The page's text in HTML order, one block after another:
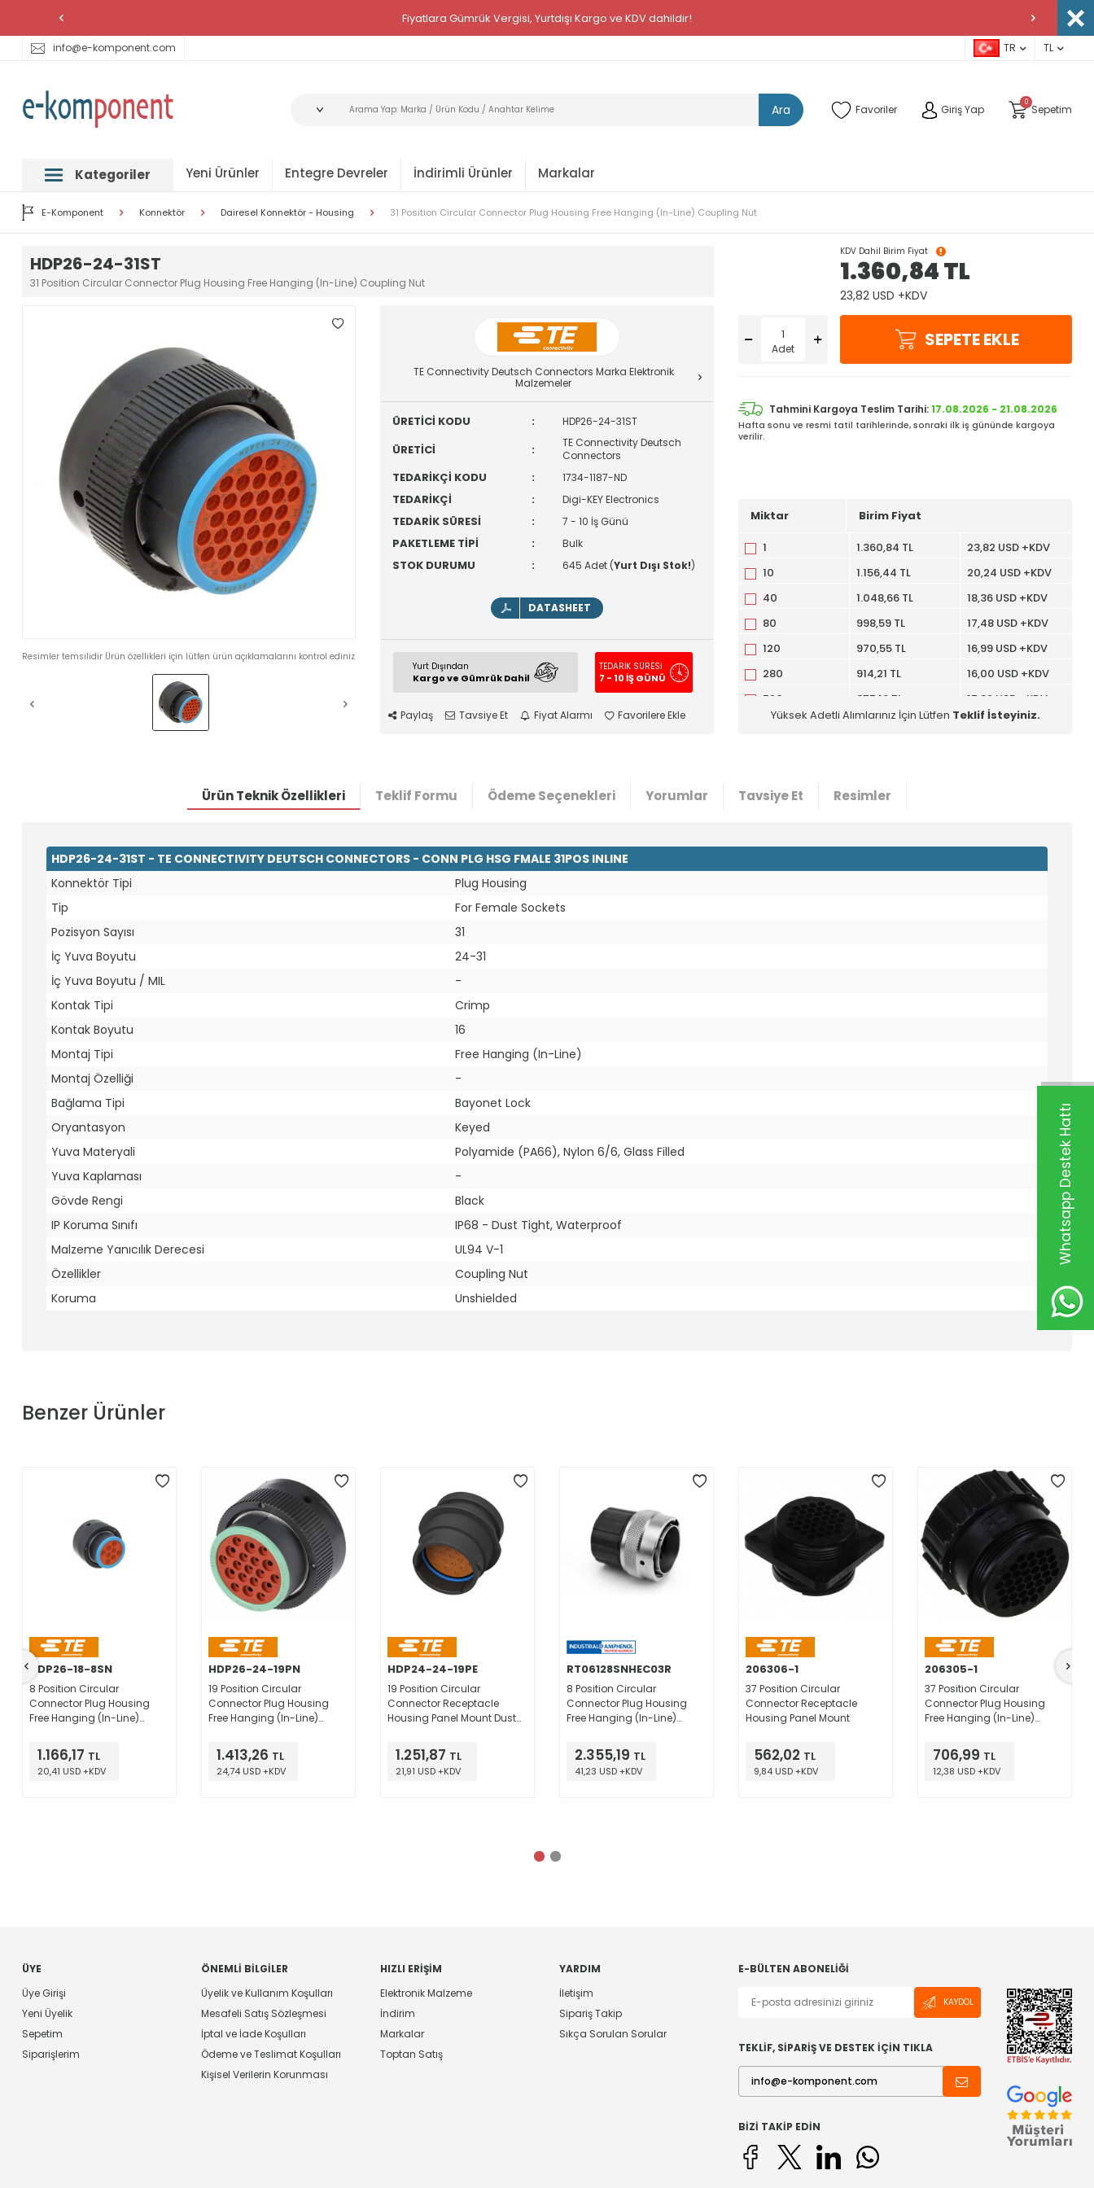
Whatsapp Destek Hattı
Fiyatlara Gümrük Vergisi, Yurtdışı Kargo ve KDV dahildir!
info@e-komponent.com TR TL
Ara Favoriler Giriş Yap
0
Sepetim
Kategoriler Yeni Ürünler Entegre Devreler İndirimli Ürünler Markalar
E-Komponent Konnektör Dairesel Konnektör - Housing 31 Position Circular Connector Plug Housing Free Hanging (In-Line) Coupling Nut
HDP26-24-31ST
31 Position Circular Connector Plug Housing Free Hanging (In-Line) Coupling Nut
Resimler temsilidir Ürün özellikleri için lütfen ürün açıklamalarını kontrol ediniz
TE Connectivity Deutsch Connectors Marka Elektronik
Malzemeler
ÜRETİCİ KODU : HDP26-24-31ST
ÜRETİCİ :
TE Connectivity Deutsch
Connectors
TEDARİKÇİ KODU : 1734-1187-ND
TEDARİKÇİ : Digi-KEY Electronics
TEDARİK SÜRESİ : 7 - 10 İş Günü
PAKETLEME TİPİ : Bulk
STOK DURUMU : 645 Adet (Yurt Dışı Stok!)
DATASHEET
Yurt Dışından
Kargo ve Gümrük Dahil
TEDARİK SÜRESİ
7 - 10 İŞ GÜNÜ
Paylaş Tavsiye Et Fiyat Alarmı Favorilere Ekle
KDV Dahil Birim Fiyat
1.360,84TL
23,82 USD +KDV
Adet SEPETE EKLE
Tahmini Kargoya Teslim Tarihi:17.08.2026 - 21.08.2026
Hafta sonu ve resmi tatil tarihlerinde, sonraki ilk iş gününde kargoya
verilir.
Miktar Birim Fiyat
1 1.360,84 TL
23,82 USD +KDV
10
1.156,44 TL
20,24 USD +KDV
40
1.048,66 TL
18,36 USD +KDV
80
998,59 TL
17,48 USD +KDV
120
970,55 TL
16,99 USD +KDV
280
914,21 TL
16,00 USD +KDV
520
875,16 TL
15,32 USD +KDV
Yüksek Adetli Alımlarınız İçin Lütfen Teklif İsteyiniz.
Ürün Teknik Özellikleri Teklif Formu Ödeme Seçenekleri Yorumlar Tavsiye Et Resimler
HDP26-24-31ST - TE CONNECTIVITY DEUTSCH CONNECTORS - CONN PLG HSG FMALE 31POS INLINE
Konnektör Tipi
Plug Housing
Tip
For Female Sockets
Pozisyon Sayısı
31
İç Yuva Boyutu
24-31
İç Yuva Boyutu / MIL
-
Kontak Tipi
Crimp
Kontak Boyutu
16
Montaj Tipi
Free Hanging (In-Line)
Montaj Özelliği
-
Bağlama Tipi
Bayonet Lock
Oryantasyon
Keyed
Yuva Materyali
Polyamide (PA66), Nylon 6/6, Glass Filled
Yuva Kaplaması
-
Gövde Rengi
Black
IP Koruma Sınıfı
IP68 - Dust Tight, Waterproof
Malzeme Yanıcılık Derecesi
UL94 V-1
Özellikler
Coupling Nut
Koruma
Unshielded
Benzer Ürünler
HDP26-18-8SN
8 Position Circular
Connector Plug Housing
Free Hanging (In-Line)
1.166,17 TL
20,41 USD +KDV
HDP26-24-19PN
19 Position Circular
Connector Plug Housing
Free Hanging (In-Line)
1.413,26 TL
24,74 USD +KDV
HDP24-24-19PE
19 Position Circular
Connector Receptacle
Housing Panel Mount Dust
1.251,87 TL
21,91 USD +KDV
RT06128SNHEC03R
8 Position Circular
Connector Plug Housing
Free Hanging (In-Line)
2.355,19 TL
41,23 USD +KDV
206306-1
37 Position Circular
Connector Receptacle
Housing Panel Mount
562,02 TL
9,84 USD +KDV
206305-1
37 Position Circular
Connector Plug Housing
Free Hanging (In-Line)
706,99 TL
12,38 USD +KDV
ÜYE
Üye Girişi
Yeni Üyelik
Sepetim
Siparişlerim
ÖNEMLI BILGILER
Üyelik ve Kullanım Koşulları
Mesafeli Satış Sözleşmesi
İptal ve İade Koşulları
Ödeme ve Teslimat Koşulları
Kişisel Verilerin Korunması
HIZLI ERIŞIM
Elektronik Malzeme
İndirim
Markalar
Toptan Satış
YARDIM
İletişim
Sipariş Takip
Sıkça Sorulan Sorular
E-BÜLTEN ABONELIĞI
KAYDOL
TEKLİF, SİPARİŞ VE DESTEK İÇİN TIKLA
BIZI TAKIP EDIN